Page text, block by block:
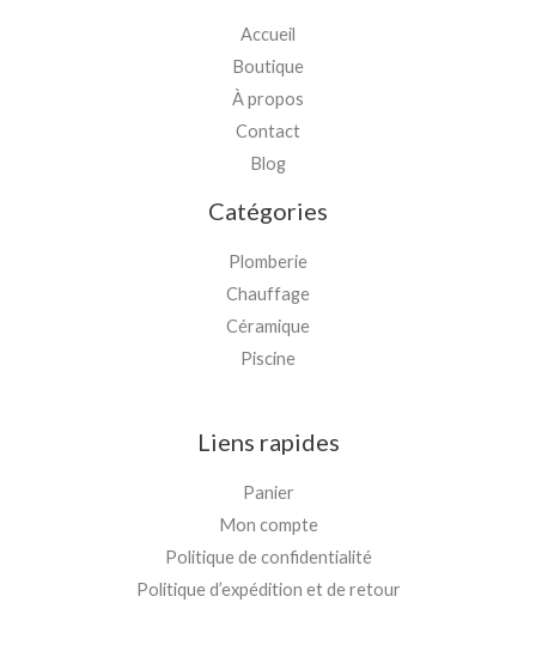
Accueil
Boutique
À propos
Contact
Blog
Catégories
Plomberie
Chauffage
Céramique
Piscine
Liens rapides
Panier
Mon compte
Politique de confidentialité
Politique d’expédition et de retour